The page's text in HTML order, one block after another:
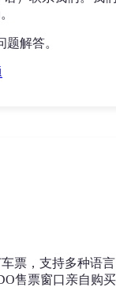
题解答。
票，支持多种语
售票窗口亲自购